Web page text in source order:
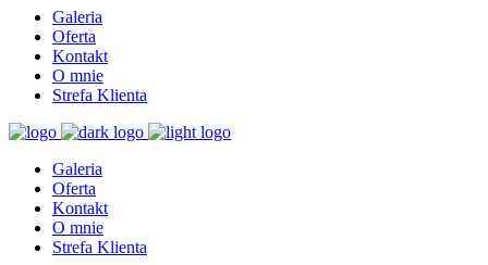
Galeria
Oferta
Kontakt
O mnie
Strefa Klienta
Galeria
Oferta
Kontakt
O mnie
Strefa Klienta